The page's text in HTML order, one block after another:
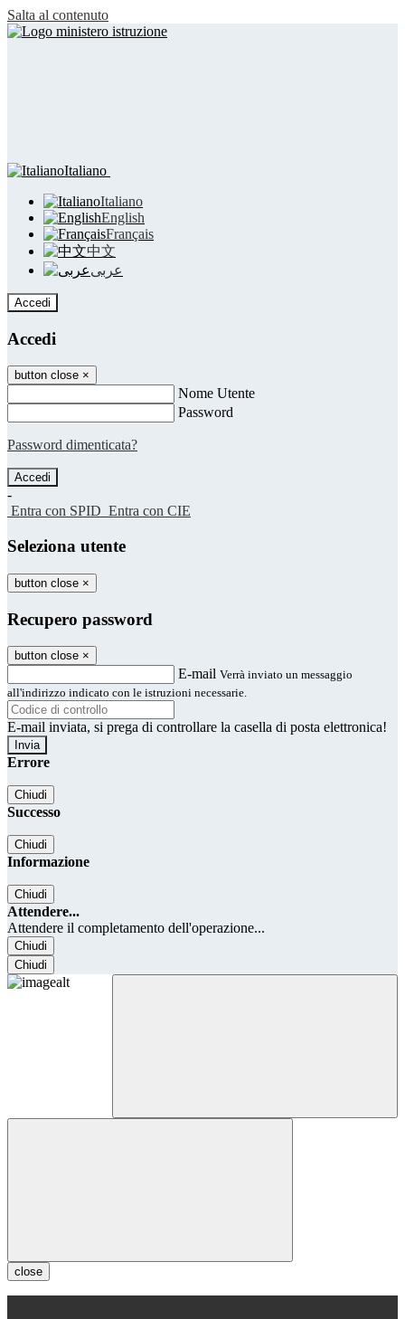
Salta al contenuto
Italiano
Italiano
English
Français
中文
عربى
Accedi
Accedi
button close ×
Nome Utente
Password
Password dimenticata?
-
Entra con SPID Entra con CIE
Seleziona utente
button close ×
Recupero password
button close ×
E-mail Verrà inviato un messaggio
all'indirizzo indicato con le istruzioni necessarie.
E-mail inviata, si prega di controllare la casella di posta elettronica!
Errore
Chiudi
Successo
Chiudi
Informazione
Chiudi
Attendere...
Attendere il completamento dell'operazione...
Chiudi
Chiudi
close